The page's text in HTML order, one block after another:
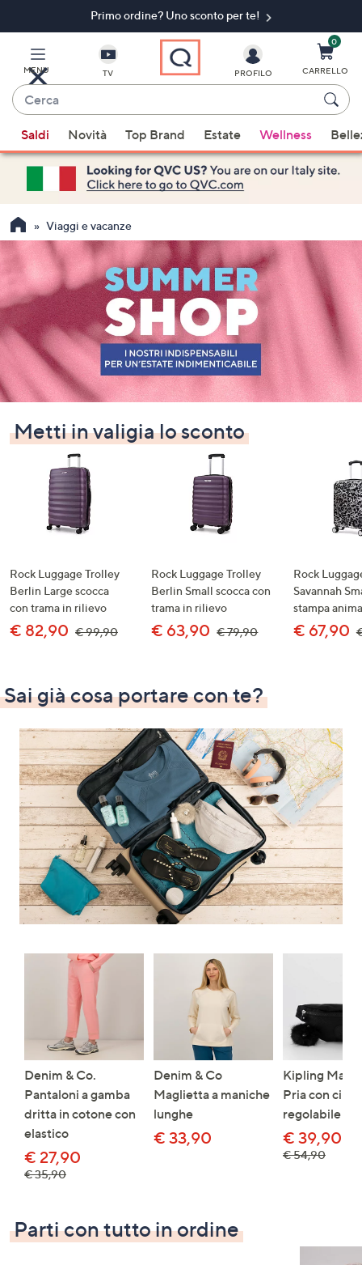
principale
Primo ordine? Uno sconto per te!​
MENU TV
Cerca
sono
disponibili
suggerimenti,
usa
i
tasti
freccia
e
giù
oppure
scorri
a
sinistra
a
dispositivi
PROFILO
0
CARRELLO
Saldi Novità Top Brand Estate Wellness
Viaggi e vacanze
Metti in valigia lo sconto
Rock Luggage Trolley
Berlin Large scocca
con trama in rilievo
€ 82,90 € 99,90
Rock Luggage Trolley
Berlin Small scocca con
trama in rilievo
€ 63,90 € 79,90
Rock
Savannah
stampa
€ 67,90
Sai già cosa portare con te?
Denim & Co.
Pantaloni a gamba
dritta in cotone con
elastico
€ 27,90
€ 35,90
Denim & Co
Maglietta a maniche
lunghe
€ 33,90
Kipling
Pria con
regolabile
€ 39,90
€ 54,90
Parti con tutto in ordine